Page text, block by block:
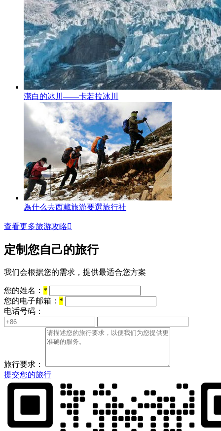
潔白的冰川——卡若拉冰川
為什么去西藏旅游要選旅行社
查看更多旅游攻略
定制您自己的旅行
我们会根据您的需求，提供最适合您方案
您的姓名： *
您的电子邮箱： *
电话号码：
旅行要求：
提交您的旅行